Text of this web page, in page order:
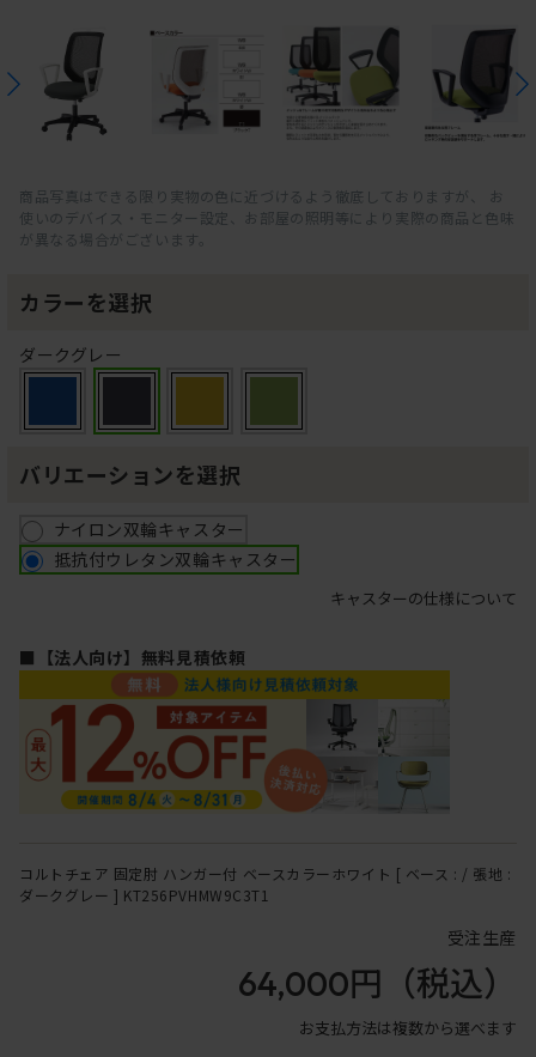
商品写真はできる限り実物の色に近づけるよう徹底しておりますが、 お
使いのデバイス・モニター設定、お部屋の照明等により実際の商品と色味
が異なる場合がございます。
カラーを選択
ダークグレー
バリエーションを選択
ナイロン双輪キャスター
抵抗付ウレタン双輪キャスター
キャスターの仕様について
■【法人向け】無料見積依頼
コルトチェア 固定肘 ハンガー付 ベースカラーホワイト [ ベース : / 張地 :
ダークグレー ] KT256PVHMW9C3T1
受注生産
64,000円 （税込）
お支払方法は複数から選べます